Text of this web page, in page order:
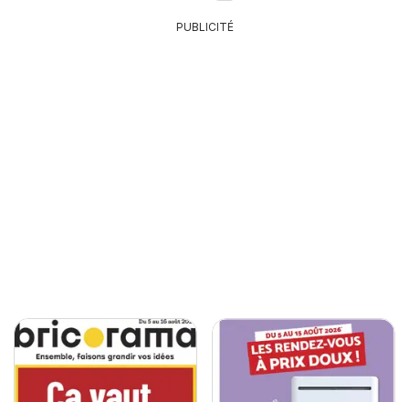
PUBLICITÉ